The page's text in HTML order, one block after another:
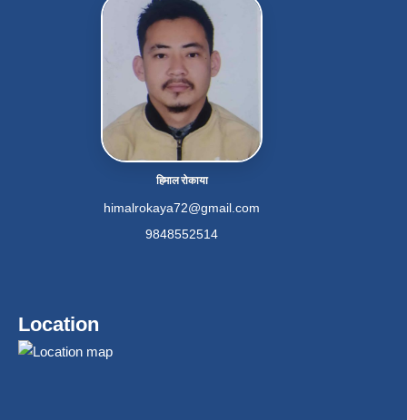
हिमाल रोकाया
himalrokaya72@gmail.com
9848552514
Location